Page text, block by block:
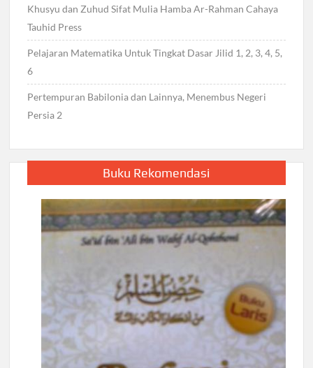
Khusyu dan Zuhud Sifat Mulia Hamba Ar-Rahman Cahaya
Tauhid Press
Pelajaran Matematika Untuk Tingkat Dasar Jilid 1, 2, 3, 4, 5,
6
Pertempuran Babilonia dan Lainnya, Menembus Negeri
Persia 2
Buku Rekomendasi